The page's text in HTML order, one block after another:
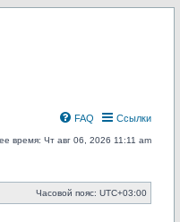
Ссылки
FAQ
время: Чт авг 06, 2026 11:11 am
Часовой пояс: UTC+03:00